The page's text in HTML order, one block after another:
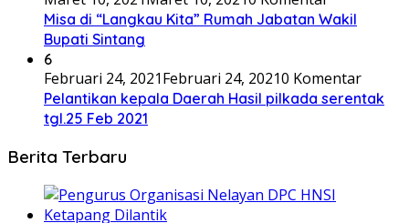
Misa di “Langkau Kita” Rumah Jabatan Wakil
Bupati Sintang
6
Februari 24, 2021Februari 24, 20210 Komentar
Pelantikan kepala Daerah Hasil pilkada serentak
tgl.25 Feb 2021
Berita Terbaru